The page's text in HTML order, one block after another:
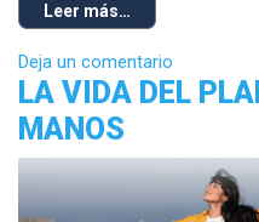
Leer más…
Deja un comentario
LA VIDA DEL
MANOS